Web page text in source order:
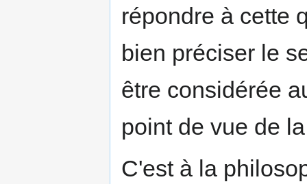
répondre à cette
bien préciser le
être considérée
point de vue de
C'est à la